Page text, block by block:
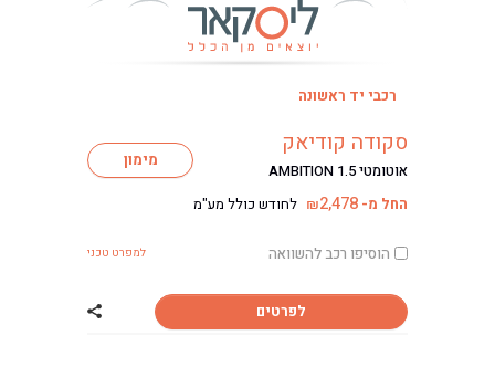
רכבי יד ראשונה
סקודה קודיאק
אוטומטי AMBITION 1.5 מימון
החל מ- ₪2,478 לחודש כולל מע"מ
הוסיפו רכב להשוואה למפרט טכני
לפרטים שתף רכב סקודה